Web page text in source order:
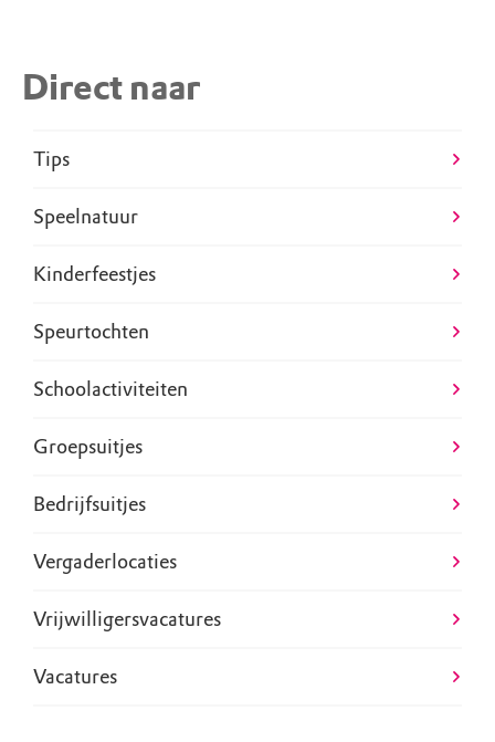
Direct naar
Tips
Speelnatuur
Kinderfeestjes
Speurtochten
Schoolactiviteiten
Groepsuitjes
Bedrijfsuitjes
Vergaderlocaties
Vrijwilligersvacatures
Vacatures